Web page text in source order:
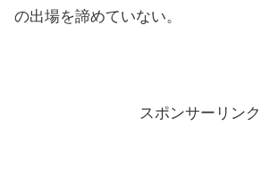
の出場を諦めていない。
スポンサーリンク